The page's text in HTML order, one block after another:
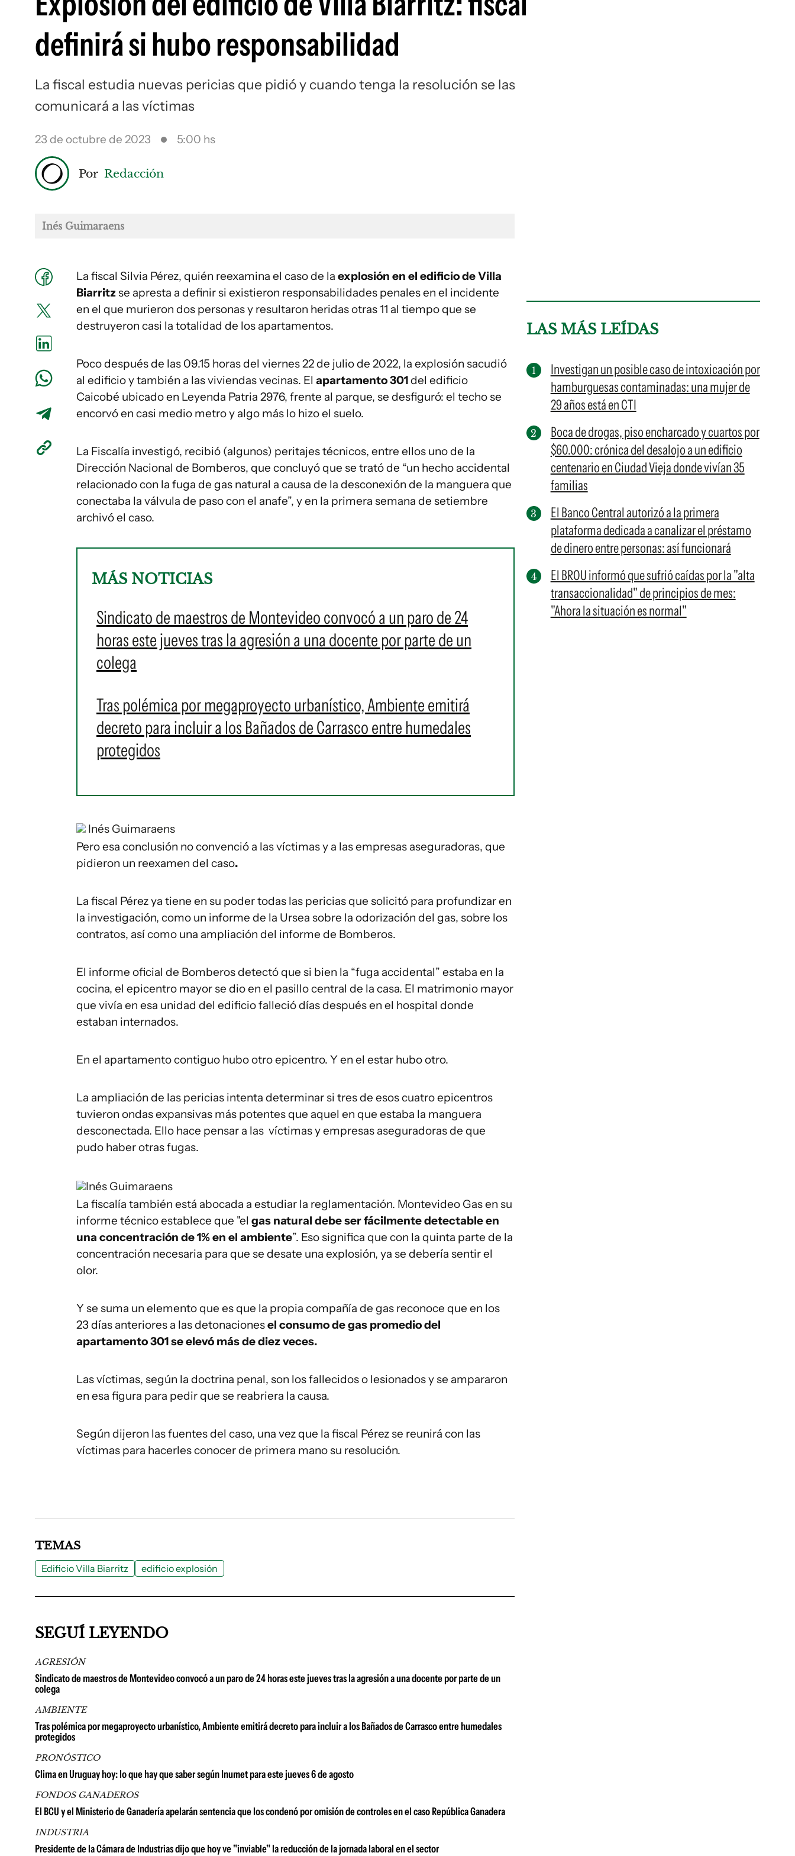
definirá si hubo responsabilidad
La fiscal estudia nuevas pericias que pidió y cuando tenga la resolución se las
comunicará a las víctimas
23 de octubre de 2023 5:00 hs
Por Redacción
Inés Guimaraens
La fiscal Silvia Pérez, quién reexamina el caso de la explosión en el edificio de Villa
Biarritzse apresta a definir si existieron responsabilidades penales en el incidente
en el que murieron dos personas y resultaron heridas otras 11 al tiempo que se
destruyeron casi la totalidad de los apartamentos.
Poco después de las 09.15 horas del viernes 22 de julio de 2022, la explosión sacudió
al edificio y también a las viviendas vecinas. El apartamento 301del edificio
Caicobé ubicado en Leyenda Patria 2976, frente al parque, se desfiguró: el techo se
encorvó en casi medio metro y algo más lo hizo el suelo.
La Fiscalía investigó, recibió (algunos) peritajes técnicos, entre ellos uno de la
Dirección Nacional de Bomberos, que concluyó que se trató de “un hecho accidental
relacionado con la fuga de gas natural a causa de la desconexión de la manguera que
conectaba la válvula de paso con el anafe”, y en la primera semana de setiembre
archivó el caso.
MÁS NOTICIAS
Sindicato de maestros de Montevideo convocó a un paro de 24
horas este jueves tras la agresión a una docente por parte de un
colega
Tras polémica por megaproyecto urbanístico, Ambiente emitirá
decreto para incluir a los Bañados de Carrasco entre humedales
protegidos
Inés Guimaraens
Pero esa conclusión no convenció a las víctimas y a las empresas aseguradoras, que
pidieron un reexamen del caso.
La fiscal Pérez ya tiene en su poder todas las pericias que solicitó para profundizar en
la investigación, como un informe de la Ursea sobre la odorización del gas, sobre los
contratos, así como una ampliación del informe de Bomberos.
El informe oficial de Bomberos detectó que si bien la “fuga accidental” estaba en la
cocina, el epicentro mayor se dio en el pasillo central de la casa. El matrimonio mayor
que vivía en esa unidad del edificio falleció días después en el hospital donde
estaban internados.
En el apartamento contiguo hubo otro epicentro. Y en el estar hubo otro.
La ampliación de las pericias intenta determinar si tres de esos cuatro epicentros
tuvieron ondas expansivas más potentes que aquel en que estaba la manguera
desconectada. Ello hace pensar a las víctimas y empresas aseguradoras de que
pudo haber otras fugas.
Inés Guimaraens
La fiscalía también está abocada a estudiar la reglamentación. Montevideo Gas en su
informe técnico establece que "el gas natural debe ser fácilmente detectable en
una concentración de 1% en el ambiente”. Eso significa que con la quinta parte de la
concentración necesaria para que se desate una explosión, ya se debería sentir el
olor.
Y se suma un elemento que es que la propia compañía de gas reconoce que en los
23 días anteriores a las detonacionesel consumo de gas promedio del
apartamento 301 se elevó más de diez veces.
Las víctimas, según la doctrina penal, son los fallecidos o lesionados y se ampararon
en esa figura para pedir que se reabriera la causa.
Según dijeron las fuentes del caso, una vez que la fiscal Pérez se reunirá con las
víctimas para hacerles conocer de primera mano su resolución.
LAS MÁS LEÍDAS
Investigan un posible caso de intoxicación por
hamburguesas contaminadas: una mujer de
29 años está en CTI
Boca de drogas, piso encharcado y cuartos por
$60.000: crónica del desalojo a un edificio
centenario en Ciudad Vieja donde vivían 35
familias
El Banco Central autorizó a la primera
plataforma dedicada a canalizar el préstamo
de dinero entre personas: así funcionará
El BROU informó que sufrió caídas por la "alta
transaccionalidad" de principios de mes:
"Ahora la situación es normal"
TEMAS
Edificio Villa Biarritz edificio explosión
SEGUÍ LEYENDO
AGRESIÓN
Sindicato de maestros de Montevideo convocó a un paro de 24 horas este jueves tras la agresión a una docente por parte de un
colega
AMBIENTE
Tras polémica por megaproyecto urbanístico, Ambiente emitirá decreto para incluir a los Bañados de Carrasco entre humedales
protegidos
PRONÓSTICO
Clima en Uruguay hoy: lo que hay que saber según Inumet para este jueves 6 de agosto
FONDOS GANADEROS
El BCU y el Ministerio de Ganadería apelarán sentencia que los condenó por omisión de controles en el caso República Ganadera
INDUSTRIA
Presidente de la Cámara de Industrias dijo que hoy ve "inviable" la reducción de la jornada laboral en el sector